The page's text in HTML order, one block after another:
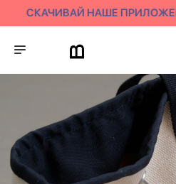
СКАЧИВАЙ НАШЕ